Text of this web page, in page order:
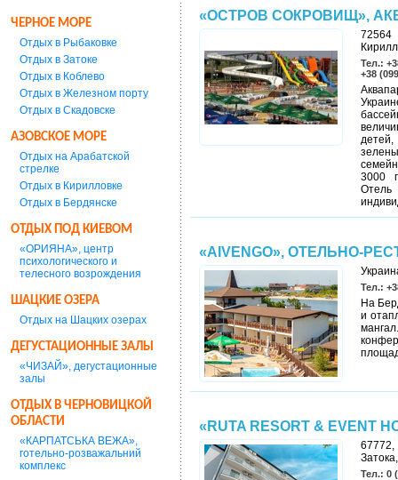
ЧЕРНОЕ МОРЕ
Отдых в Рыбаковке
Отдых в Затоке
Отдых в Коблево
Отдых в Железном порту
Отдых в Скадовске
АЗОВСКОЕ МОРЕ
Отдых на Арабатской
стрелке
Отдых в Кирилловке
Отдых в Бердянске
ОТДЫХ ПОД КИЕВОМ
«ОРИЯНА», центр
психологического и
телесного возрождения
ШАЦКИЕ ОЗЕРА
Отдых на Шацких озерах
ДЕГУСТАЦИОННЫЕ ЗАЛЫ
«ЧИЗАЙ», дегустационные
залы
ОТДЫХ В ЧЕРНОВИЦКОЙ
ОБЛАСТИ
«КАРПАТСЬКА ВЕЖА»,
готельно-розважальний
комплекс
«ОСТРОВ СОКРОВИЩ»,
72564
Тел.:
+38
3000
«AIVENGO», ОТЕЛЬНО-
Тел.:
На
и
«RUTA RESORT & EVENT
67772,
Тел.: 0